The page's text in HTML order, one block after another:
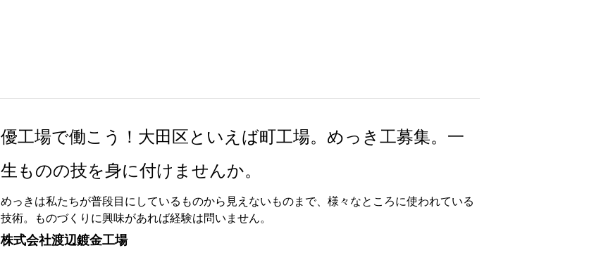
優工場で働こう！大田区といえば町工場。めっき工募集。一
生ものの技を身に付けませんか。
めっきは私たちが普段目にしているものから見えないものまで、様々なところに使われている
技術。ものづくりに興味があれば経験は問いません。
株式会社渡辺鍍金工場